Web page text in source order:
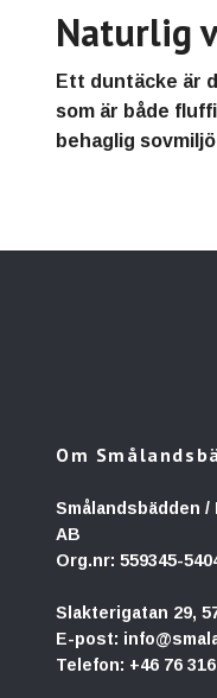
Naturlig
Ett duntäcke är
som är både
behaglig
Om
Smålandsbädden /
AB
Org.nr: 559345-
Slakterigatan 29,
E-post:
Telefon: +46 76